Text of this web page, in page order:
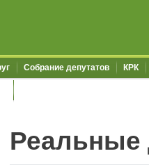
Собрание депутатов КРК
Реальные